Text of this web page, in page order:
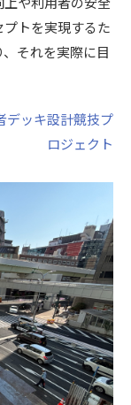
や利用者の安全
トを実現するた
それを実際に目
デッキ設計競技プ
ロジェクト